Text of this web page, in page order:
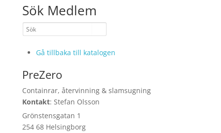
Sök Medlem
Gå tillbaka till katalogen
PreZero
Containrar, återvinning & slamsugning
Kontakt: Stefan Olsson
Grönstensgatan 1
254 68 Helsingborg